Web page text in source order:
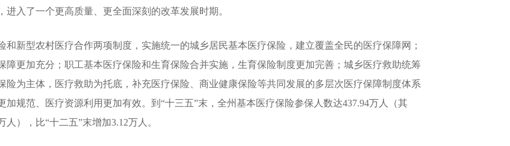
入了一个更高质量、更全面深刻的改革发展时期。
型农村医疗合作两项制度，实施统一的城乡居民基本医疗保险，建立覆盖全民的医疗保障网；
更加充分；职工基本医疗保险和生育保险合并实施，生育保险制度更加完善；城乡医疗救助统筹
为主体，医疗救助为托底，补充医疗保险、商业健康保险等共同发展的多层次医疗保障制度体系
规范、医疗资源利用更加有效。到“十三五”末，全州基本医疗保险参保人数达437.94万人（其
），比“十二五”末增加3.12万人。